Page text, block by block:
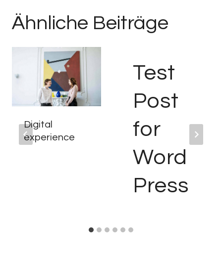
Ähnliche Beiträge
Digital
experience
Test
Post
for
Word
Press